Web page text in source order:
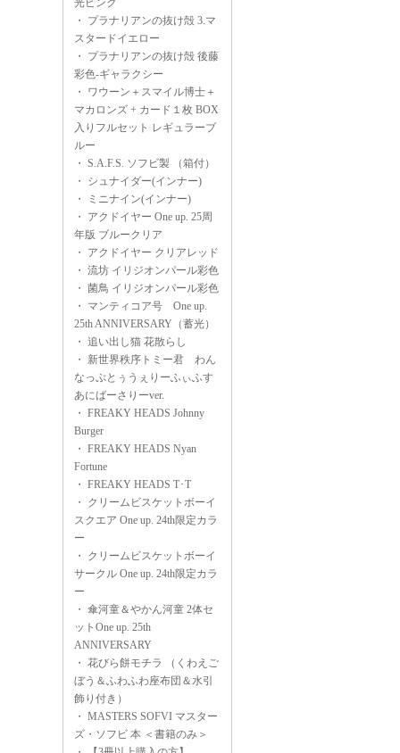
光ピンク
・ プラナリアンの抜け殻 3.マ
スタードイエロー
・ プラナリアンの抜け殻 後藤
彩色-ギャラクシー
・ ワウーン＋スマイル博士＋
マカロンズ + カード１枚 BOX
入りフルセット レギュラーブ
ルー
・ S.A.F.S. ソフビ製 （箱付）
・ シュナイダー(インナー)
・
ミニナイン(インナー)
・ アクドイヤー One up. 25周
年版 ブルークリア
・ アクドイヤー クリアレッド
・ 流坊 イリジオンパール彩色
・ 菌鳥 イリジオンパール彩色
・ マンティコア号 One up.
25th ANNIVERSARY（蓄光）
・ 追い出し猫 花散らし
・ 新世界秩序トミー君 わん
なっぷとぅうぇりーふぃふす
あにばーさりーver.
・ FREAKY HEADS Johnny
Burger
・ FREAKY HEADS Nyan
Fortune
・ FREAKY HEADS T･T
・ クリームビスケットボーイ
スクエア One up. 24th限定カラ
ー
・ クリームビスケットボーイ
サークル One up. 24th限定カラ
ー
・ 傘河童＆やかん河童 2体セ
ットOne up. 25th
ANNIVERSARY
・ 花びら餅モチラ （くわえご
ぼう＆ふわふわ座布団＆水引
飾り付き）
・ MASTERS SOFVI マスター
ズ・ソフビ 本 ＜書籍のみ＞